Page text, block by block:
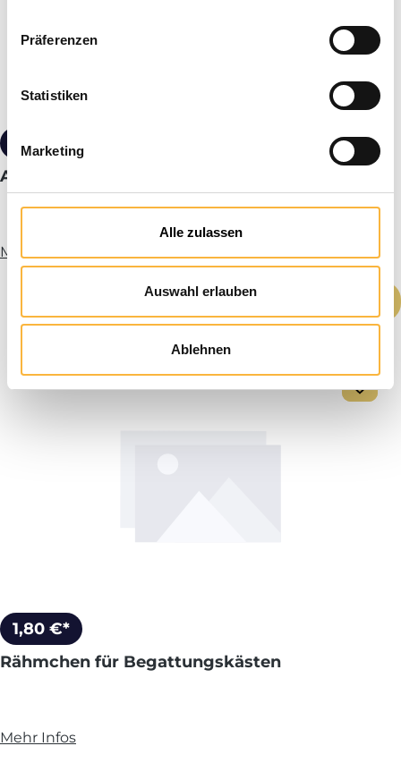
Präferenzen
Statistiken
Marketing
Alle zulassen
Auswahl erlauben
Ablehnen
29,90 €*
Apidea Begattungskasten
Mehr Infos
Produkt Anzahl: Gib den gewünschten
In den Warenkorb
1,80 €*
Rähmchen für Begattungskästen
Mehr Infos